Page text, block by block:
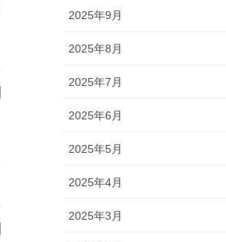
2025年9月
2025年8月
2025年7月
2025年6月
2025年5月
2025年4月
2025年3月